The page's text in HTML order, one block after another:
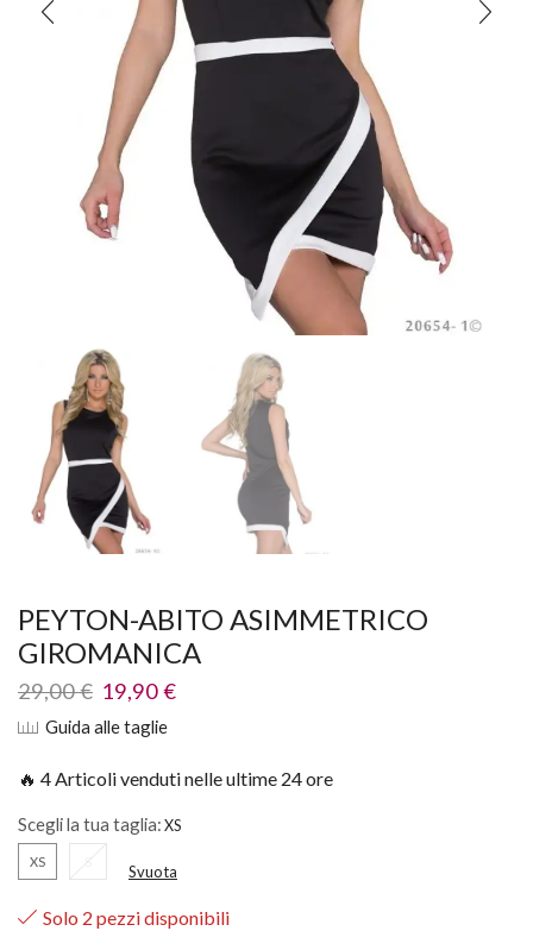
PEYTON-ABITO ASIMMETRICO
GIROMANICA
29,00€ 19,90€
Guida alle taglie
🔥 4 Articoli venduti nelle ultime 24 ore
Scegli la tua taglia:
XS S Svuota
Solo 2 pezzi disponibili